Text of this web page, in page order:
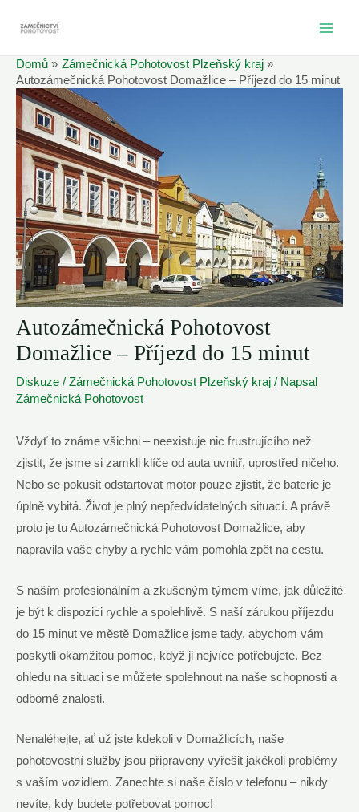
Domů
Zámečnická Pohotovost Plzeňský kraj
Autozámečnická Pohotovost Domažlice – Příjezd do 15 minut
Autozámečnická Pohotovost
Domažlice – Příjezd do 15 minut
Diskuze / Zámečnická Pohotovost Plzeňský kraj / Napsal
Zámečnická Pohotovost
Vždyť to známe všichni – neexistuje nic frustrujícího než
zjistit, že jsme si zamkli klíče od auta uvnitř, uprostřed ničeho.
Nebo se pokusit odstartovat motor pouze zjistit, že baterie je
úplně vybitá. Život je plný nepředvídatelných situací. A právě
proto je tu Autozámečnická Pohotovost Domažlice, aby
napravila vaše chyby a rychle vám pomohla zpět na cestu.
S naším profesionálním a zkušeným týmem víme, jak důležité
je být k dispozici rychle a spolehlivě. S naší zárukou příjezdu
do 15 minut ve městě Domažlice jsme tady, abychom vám
poskytli okamžitou pomoc, když ji nejvíce potřebujete. Bez
ohledu na situaci se můžete spolehnout na naše schopnosti a
odborné znalosti.
Nenaléhejte, ať už jste kdekoli v Domažlicích, naše
pohotovostní služby jsou připraveny vyřešit jakékoli problémy
s vaším vozidlem. Zanechte si naše číslo v telefonu – nikdy
nevíte, kdy budete potřebovat pomoc!